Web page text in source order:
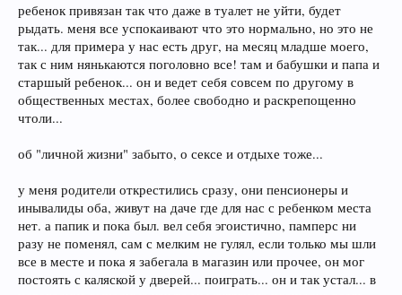
ребенок привязан так что даже в туалет не уйти, будет
рыдать. меня все успокаивают что это нормально, но это не
так... для примера у нас есть друг, на месяц младше моего,
так с ним нянькаются поголовно все! там и бабушки и папа и
старшый ребенок... он и ведет себя совсем по другому в
общественных местах, более свободно и раскрепощенно
чтоли...
об "личной жизни" забыто, о сексе и отдыхе тоже...
у меня родители открестились сразу, они пенсионеры и
инывалиды оба, живут на даче где для нас с ребенком места
нет. а папик и пока был. вел себя эгоистично, памперс ни
разу не поменял, сам с мелким не гулял, если только мы шли
все в месте и пока я забегала в магазин или прочее, он мог
постоять с каляской у дверей... поиграть... он и так устал... в